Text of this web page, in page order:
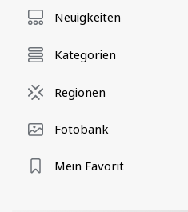
Neuigkeiten
Kategorien
Regionen
Fotobank
Mein Favorit